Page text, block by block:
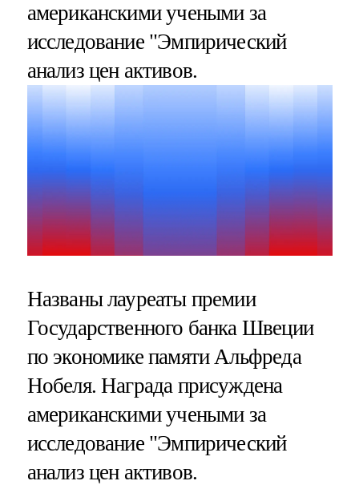
американскими учеными за
исследование "Эмпирический
анализ цен активов.
Названы лауреаты премии
Государственного банка Швеции
по экономике памяти Альфреда
Нобеля. Награда присуждена
американскими учеными за
исследование "Эмпирический
анализ цен активов.